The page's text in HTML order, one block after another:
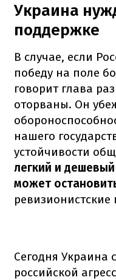
Украина
поддержке
В случае, если
победу на поле
говорит глава
оторваны. Он
нашего
устойчивости
легкий и
может
ревизионистские
Сегодня Украина
российской